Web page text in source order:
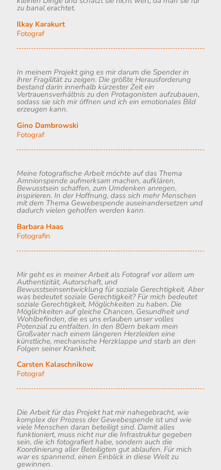
zu banal erachtet.
Ilkay Karakurt
Fotograf
In meinem Projekt ging es mir darum die Spender in
ihrer Fragilität zu zeigen. Die größte Herausforderung
bestand darin innerhalb kürzester Zeit ein
Vertrauensverhältnis zu den Protagonisten aufzubauen,
sodass sie sich mir öffnen und ich ein emotionales Bild
erzeugen kann.
Gino Dambrowski
Fotograf
Meine fotografische Arbeit möchte auf das Thema
Amnionspende aufmerksam machen, aufklären,
Bewusstsein schaffen, zum Umdenken anregen,
inspirieren. In der Hoffnung, dass sich mehr Menschen
mit dem Thema Gewebespende auseinandersetzen und
dadurch vielen geholfen werden kann.
Barbara Haas
Fotografin
Mir geht es in meiner Arbeit als Fotograf vor allem um
Authentizität, Autorschaft, und
Bewusstseinsentwicklung für soziale Gerechtigkeit. Aber
was bedeutet soziale Gerechtigkeit? Für mich bedeutet
soziale Gerechtigkeit, Möglichkeiten zu haben. Die
Möglichkeiten auf gleiche Chancen, Gesundheit und
Wohlbefinden, die es uns erlauben unser volles
Potenzial zu entfalten. In den 80ern bekam mein
Großvater nach einem längeren Herzleiden eine
künstliche, mechanische Herzklappe und starb an den
Folgen seiner Krankheit.
Carsten Kalaschnikow
Fotograf
Die Arbeit für das Projekt hat mir nahegebracht, wie
komplex der Prozess der Gewebespende ist und wie
viele Menschen daran beteiligt sind. Damit alles
funktioniert, muss nicht nur die Infrastruktur gegeben
sein, die ich fotografiert habe, sondern auch die
Koordinierung aller Beteiligten gut ablaufen. Für mich
war es spannend, einen Einblick in diese Welt zu
gewinnen.